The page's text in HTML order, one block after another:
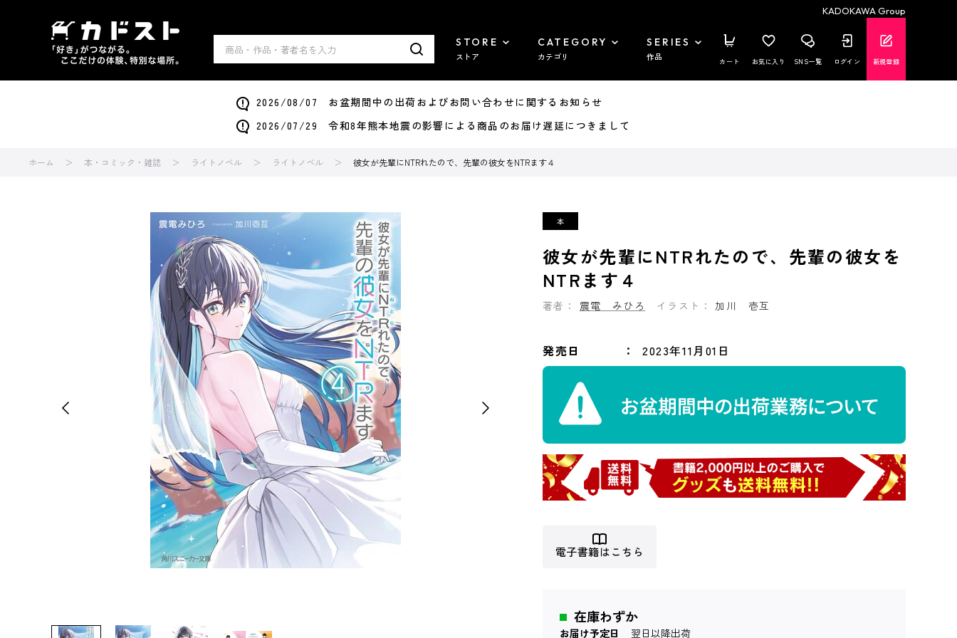
KADOKAWA Group
STORE
ストア
CATEGORY
カテゴリ
SERIES
作品 カート お気に入り SNS一覧 ログイン 新規登録
2026/08/07 お盆期間中の出荷およびお問い合わせに関するお知らせ
2026/07/29 令和8年熊本地震の影響による商品のお届け遅延につきまして
ホーム 本・コミック・雑誌 ライトノベル ライトノベル 彼女が先輩にNTRれたので、先輩の彼女をNTRます４
彼女が先輩にNTRれたので、先輩の彼女を
NTRます４
著者： 震電 みひろ イラスト： 加川 壱互
発売日 2023年11月01日
電子書籍はこちら
在庫わずか
お届け予定日 翌日以降出荷